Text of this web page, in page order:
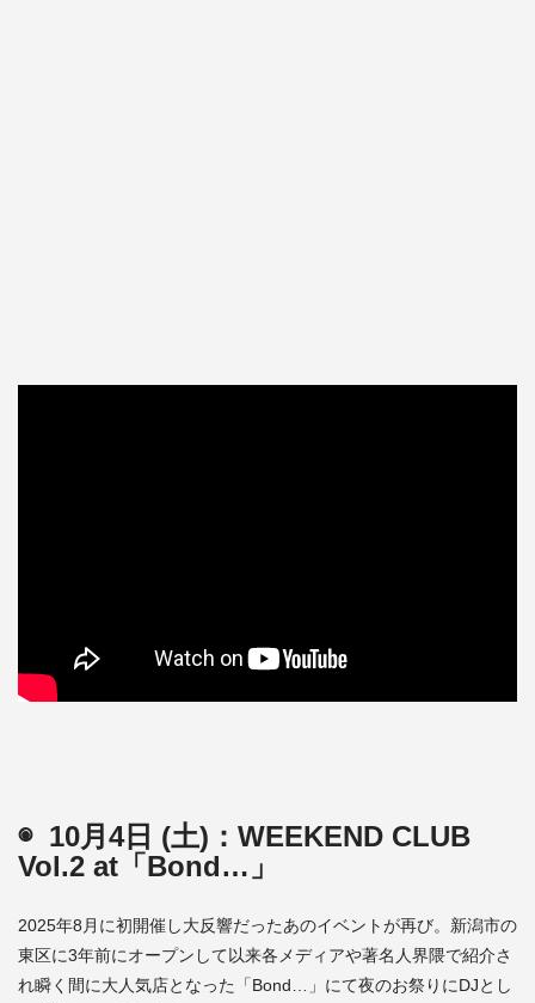
◉ 10月4日 (土)：WEEKEND CLUB
Vol.2 at「Bond… 」
2025年8月に初開催し大反響だったあのイベントが再び。新潟市の
東区に3年前にオープンして以来各メディアや著名人界隈で紹介さ
れ瞬く間に大人気店となった「Bond…」にて夜のお祭りにDJとし